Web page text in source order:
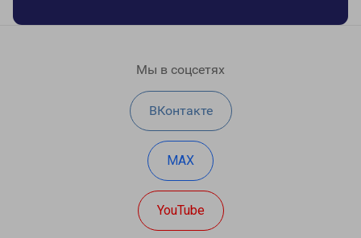
Мы в соцсетях
ВКонтакте
MAX
YouTube